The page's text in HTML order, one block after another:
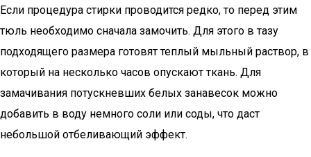
Если процедура стирки проводится редко, то перед этим
тюль необходимо сначала замочить. Для этого в тазу
подходящего размера готовят теплый мыльный раствор, в
который на несколько часов опускают ткань. Для
замачивания потускневших белых занавесок можно
добавить в воду немного соли или соды, что даст
небольшой отбеливающий эффект.